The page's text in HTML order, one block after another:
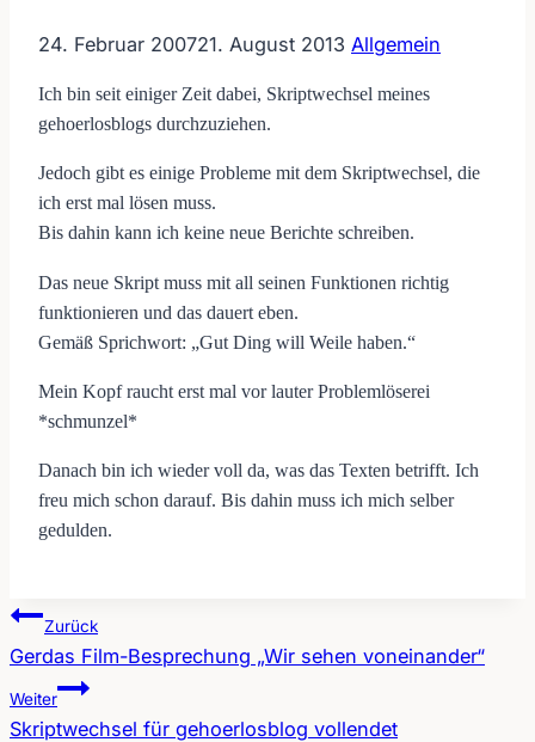
24. Februar 200721. August 2013 Allgemein
Ich bin seit einiger Zeit dabei, Skriptwechsel meines
gehoerlosblogs durchzuziehen.
Jedoch gibt es einige Probleme mit dem Skriptwechsel, die
ich erst mal lösen muss.
Bis dahin kann ich keine neue Berichte schreiben.
Das neue Skript muss mit all seinen Funktionen richtig
funktionieren und das dauert eben.
Gemäß Sprichwort: „Gut Ding will Weile haben.“
Mein Kopf raucht erst mal vor lauter Problemlöserei
*schmunzel*
Danach bin ich wieder voll da, was das Texten betrifft. Ich
freu mich schon darauf. Bis dahin muss ich mich selber
gedulden.
Beitragsnavigation
Zurück
Gerdas Film-Besprechung „Wir sehen voneinander“
Weiter
Skriptwechsel für gehoerlosblog vollendet